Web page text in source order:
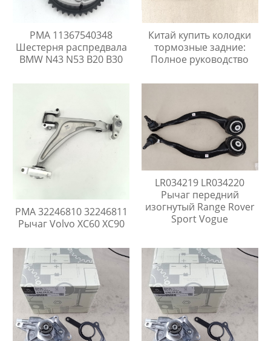
PMA 11367540348
Шестерня распредвала
BMW N43 N53 B20 B30
Китай купить колодки
тормозные задние:
Полное руководство
PMA 32246810 32246811
Рычаг Volvo XC60 XC90
LR034219 LR034220
Рычаг передний
изогнутый Range Rover
Sport Vogue